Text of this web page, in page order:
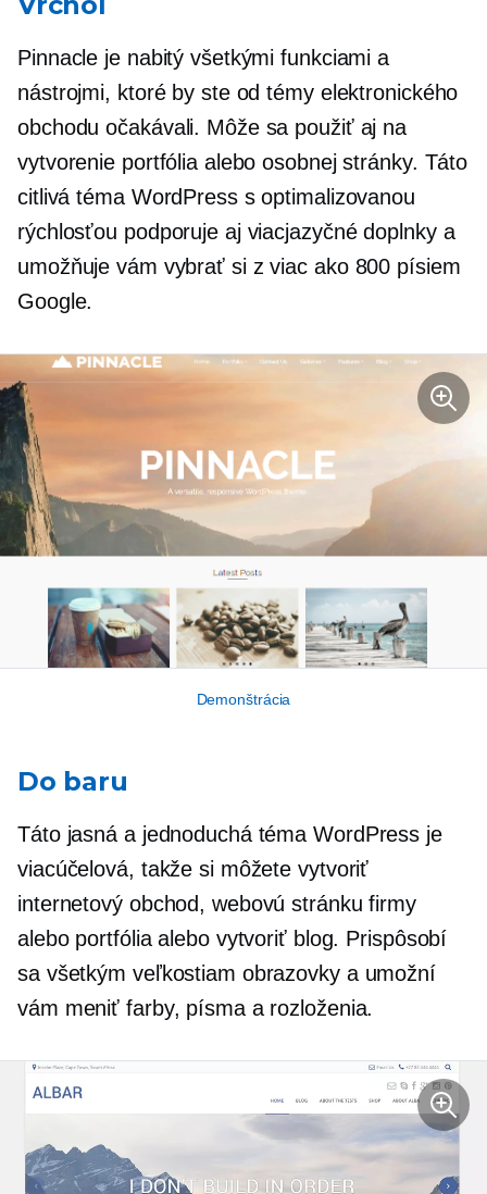
Pinnacle je nabitý všetkými funkciami a
nástrojmi, ktoré by ste od témy elektronického
obchodu očakávali. Môže sa použiť aj na
vytvorenie portfólia alebo osobnej stránky. Táto
citlivá téma WordPress s optimalizovanou
rýchlosťou podporuje aj viacjazyčné doplnky a
umožňuje vám vybrať si z viac ako 800 písiem
Google.
Demonštrácia
Do baru
Táto jasná a jednoduchá téma WordPress je
viacúčelová, takže si môžete vytvoriť
internetový obchod, webovú stránku firmy
alebo portfólia alebo vytvoriť blog. Prispôsobí
sa všetkým veľkostiam obrazovky a umožní
vám meniť farby, písma a rozloženia.